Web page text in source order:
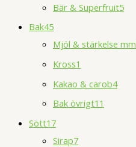
Bär & Superfruit5
Bak45
Mjöl & stärkelse mm
Kross1
Kakao & carob4
Bak övrigt11
Sött17
Sirap7